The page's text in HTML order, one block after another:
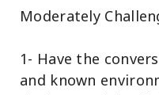
Moderately
1- Have the
and known